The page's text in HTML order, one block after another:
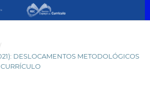
/
DESLOCAMENTOS METODOLÓGICOS